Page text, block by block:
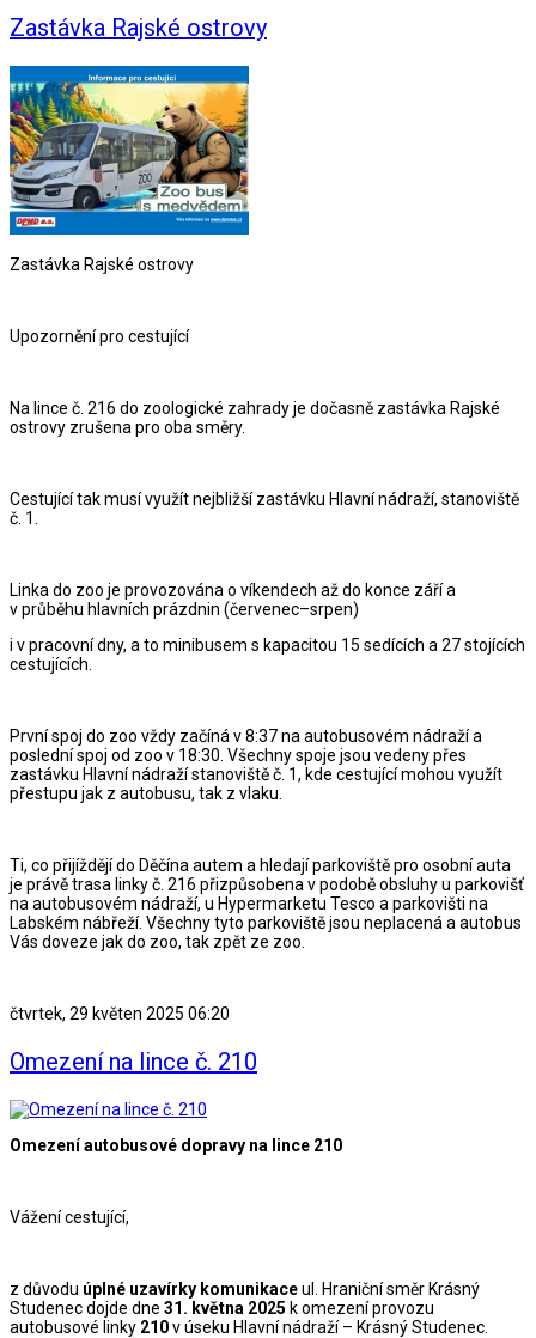
Zastávka Rajské ostrovy
Zastávka Rajské ostrovy
Upozornění pro cestující
Na lince č. 216 do zoologické zahrady je dočasně zastávka Rajské
ostrovy zrušena pro oba směry.
Cestující tak musí využít nejbližší zastávku Hlavní nádraží, stanoviště
č. 1.
Linka do zoo je provozována o víkendech až do konce září a
v průběhu hlavních prázdnin (červenec–srpen)
i v pracovní dny, a to minibusem s kapacitou 15 sedících a 27 stojících
cestujících.
První spoj do zoo vždy začíná v 8:37 na autobusovém nádraží a
poslední spoj od zoo v 18:30. Všechny spoje jsou vedeny přes
zastávku Hlavní nádraží stanoviště č. 1, kde cestující mohou využít
přestupu jak z autobusu, tak z vlaku.
Ti, co přijíždějí do Děčína autem a hledají parkoviště pro osobní auta
je právě trasa linky č. 216 přizpůsobena v podobě obsluhy u parkovišť
na autobusovém nádraží, u Hypermarketu Tesco a parkovišti na
Labském nábřeží. Všechny tyto parkoviště jsou neplacená a autobus
Vás doveze jak do zoo, tak zpět ze zoo.
čtvrtek, 29 květen 2025 06:20
Omezení na lince č. 210
Omezení autobusové dopravy na lince 210
Vážení cestující,
z důvodu úplné uzavírky komunikaceul. Hraniční směr Krásný
Studenec dojde dne 31. května 2025 k omezení provozu
autobusové linky 210v úseku Hlavní nádraží – Krásný Studenec.